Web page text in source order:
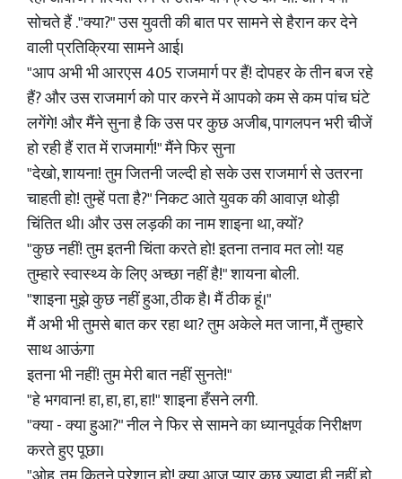
सोचते हैं ."क्या?" उस युवती की बात पर सामने से हैरान कर देने
वाली प्रतिक्रिया सामने आई।
"आप अभी भी आरएस 405 राजमार्ग पर हैं! दोपहर के तीन बज रहे
हैं? और उस राजमार्ग को पार करने में आपको कम से कम पांच घंटे
लगेंगे! और मैंने सुना है कि उस पर कुछ अजीब, पागलपन भरी चीजें
हो रही हैं रात में राजमार्ग!" मैंने फिर सुना
"देखो, शायना! तुम जितनी जल्दी हो सके उस राजमार्ग से उतरना
चाहती हो! तुम्हें पता है?" निकट आते युवक की आवाज़ थोड़ी
चिंतित थी। और उस लड़की का नाम शाइना था, क्यों?
"कुछ नहीं! तुम इतनी चिंता करते हो! इतना तनाव मत लो! यह
तुम्हारे स्वास्थ्य के लिए अच्छा नहीं है!" शायना बोली.
"शाइना मुझे कुछ नहीं हुआ, ठीक है। मैं ठीक हूं।"
मैं अभी भी तुमसे बात कर रहा था? तुम अकेले मत जाना, मैं तुम्हारे
साथ आऊंगा
इतना भी नहीं! तुम मेरी बात नहीं सुनते!"
"हे भगवान! हा, हा, हा, हा!" शाइना हँसने लगी.
"क्या - क्या हुआ?" नील ने फिर से सामने का ध्यानपूर्वक निरीक्षण
करते हुए पूछा।